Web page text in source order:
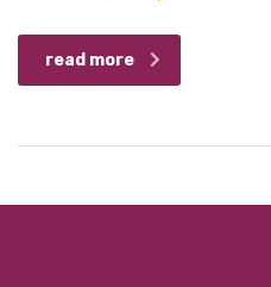
read more